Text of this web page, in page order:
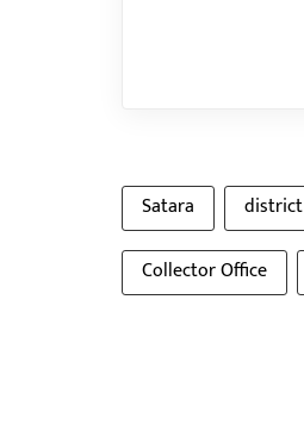
Satara district
Collector Office